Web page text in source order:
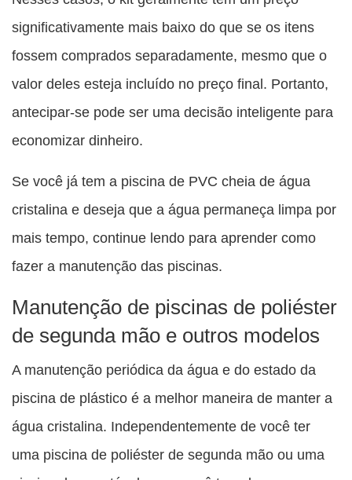
significativamente mais baixo do que se os itens
fossem comprados separadamente, mesmo que o
valor deles esteja incluído no preço final. Portanto,
antecipar-se pode ser uma decisão inteligente para
economizar dinheiro.
Se você já tem a piscina de PVC cheia de água
cristalina e deseja que a água permaneça limpa por
mais tempo, continue lendo para aprender como
fazer a manutenção das piscinas.
Manutenção de piscinas de poliéster
de segunda mão e outros modelos
A manutenção periódica da água e do estado da
piscina de plástico é a melhor maneira de manter a
água cristalina. Independentemente de você ter
uma piscina de poliéster de segunda mão ou uma